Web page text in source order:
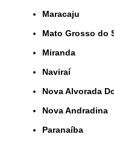
Maracaju
Mato Grosso do
Miranda
Naviraí
Nova Alvorada
Nova Andradina
Paranaíba